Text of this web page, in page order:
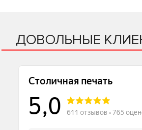
ДОВОЛЬНЫЕ